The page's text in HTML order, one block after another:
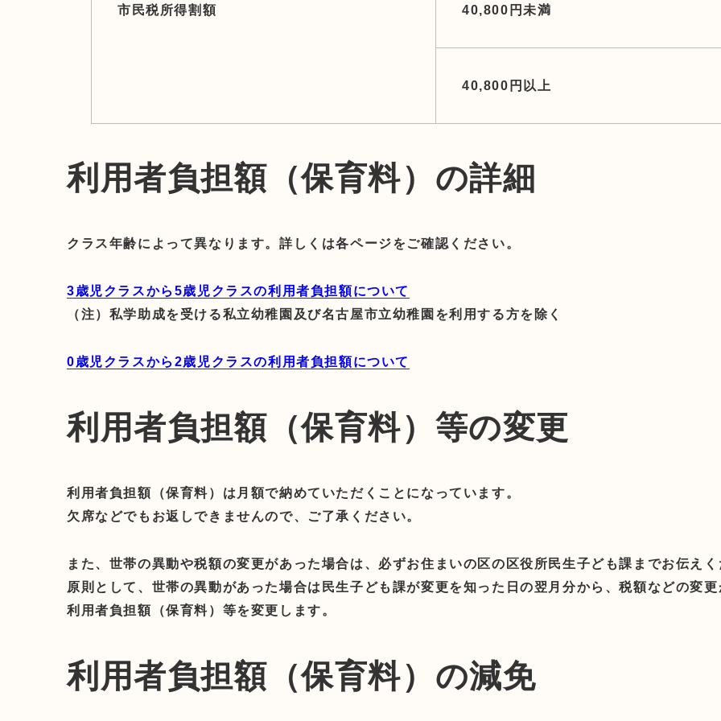
市民税所得割額 40,800円未満
40,800円以上
利用者負担額（保育料）の詳細
クラス年齢によって異なります。詳しくは各ページをご確認ください。
3歳児クラスから5歳児クラスの利用者負担額について
（注）私学助成を受ける私立幼稚園及び名古屋市立幼稚園を利用する方を除く
0歳児クラスから2歳児クラスの利用者負担額について
利用者負担額（保育料）等の変更
利用者負担額（保育料）は月額で納めていただくことになっています。
欠席などでもお返しできませんので、ご了承ください。
また、世帯の異動や税額の変更があった場合は、必ずお住まいの区の区役所民生子ども課までお伝え
原則として、世帯の異動があった場合は民生子ども課が変更を知った日の翌月分から、税額などの変
利用者負担額（保育料）等を変更します。
利用者負担額（保育料）の減免